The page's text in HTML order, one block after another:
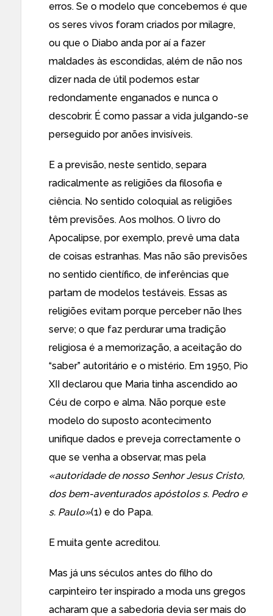
erros. Se o modelo que concebemos é que
os seres vivos foram criados por milagre,
ou que o Diabo anda por aí a fazer
maldades às escondidas, além de não nos
dizer nada de útil podemos estar
redondamente enganados e nunca o
descobrir. É como passar a vida julgando-se
perseguido por anões invisíveis.
E a previsão, neste sentido, separa
radicalmente as religiões da filosofia e
ciência. No sentido coloquial as religiões
têm previsões. Aos molhos. O livro do
Apocalipse, por exemplo, prevê uma data
de coisas estranhas. Mas não são previsões
no sentido científico, de inferências que
partam de modelos testáveis. Essas as
religiões evitam porque perceber não lhes
serve; o que faz perdurar uma tradição
religiosa é a memorização, a aceitação do
“saber” autoritário e o mistério. Em 1950, Pio
XII declarou que Maria tinha ascendido ao
Céu de corpo e alma. Não porque este
modelo do suposto acontecimento
unifique dados e preveja correctamente o
que se venha a observar, mas pela
«autoridade de nosso Senhor Jesus Cristo,
dos bem-aventurados apóstolos s. Pedro e
s. Paulo»(1) e do Papa.
E muita gente acreditou.
Mas já uns séculos antes do filho do
carpinteiro ter inspirado a moda uns gregos
acharam que a sabedoria devia ser mais do